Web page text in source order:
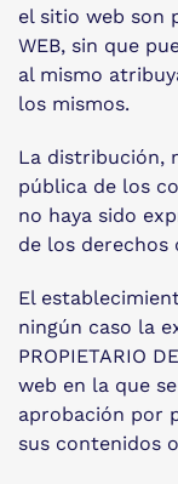
el sitio web son
WEB, sin que
al mismo
los mismos.
La distribución,
pública de los
no haya sido
de los derechos
El
ningún caso la
PROPIETARIO
web en la que
aprobación por
sus contenidos